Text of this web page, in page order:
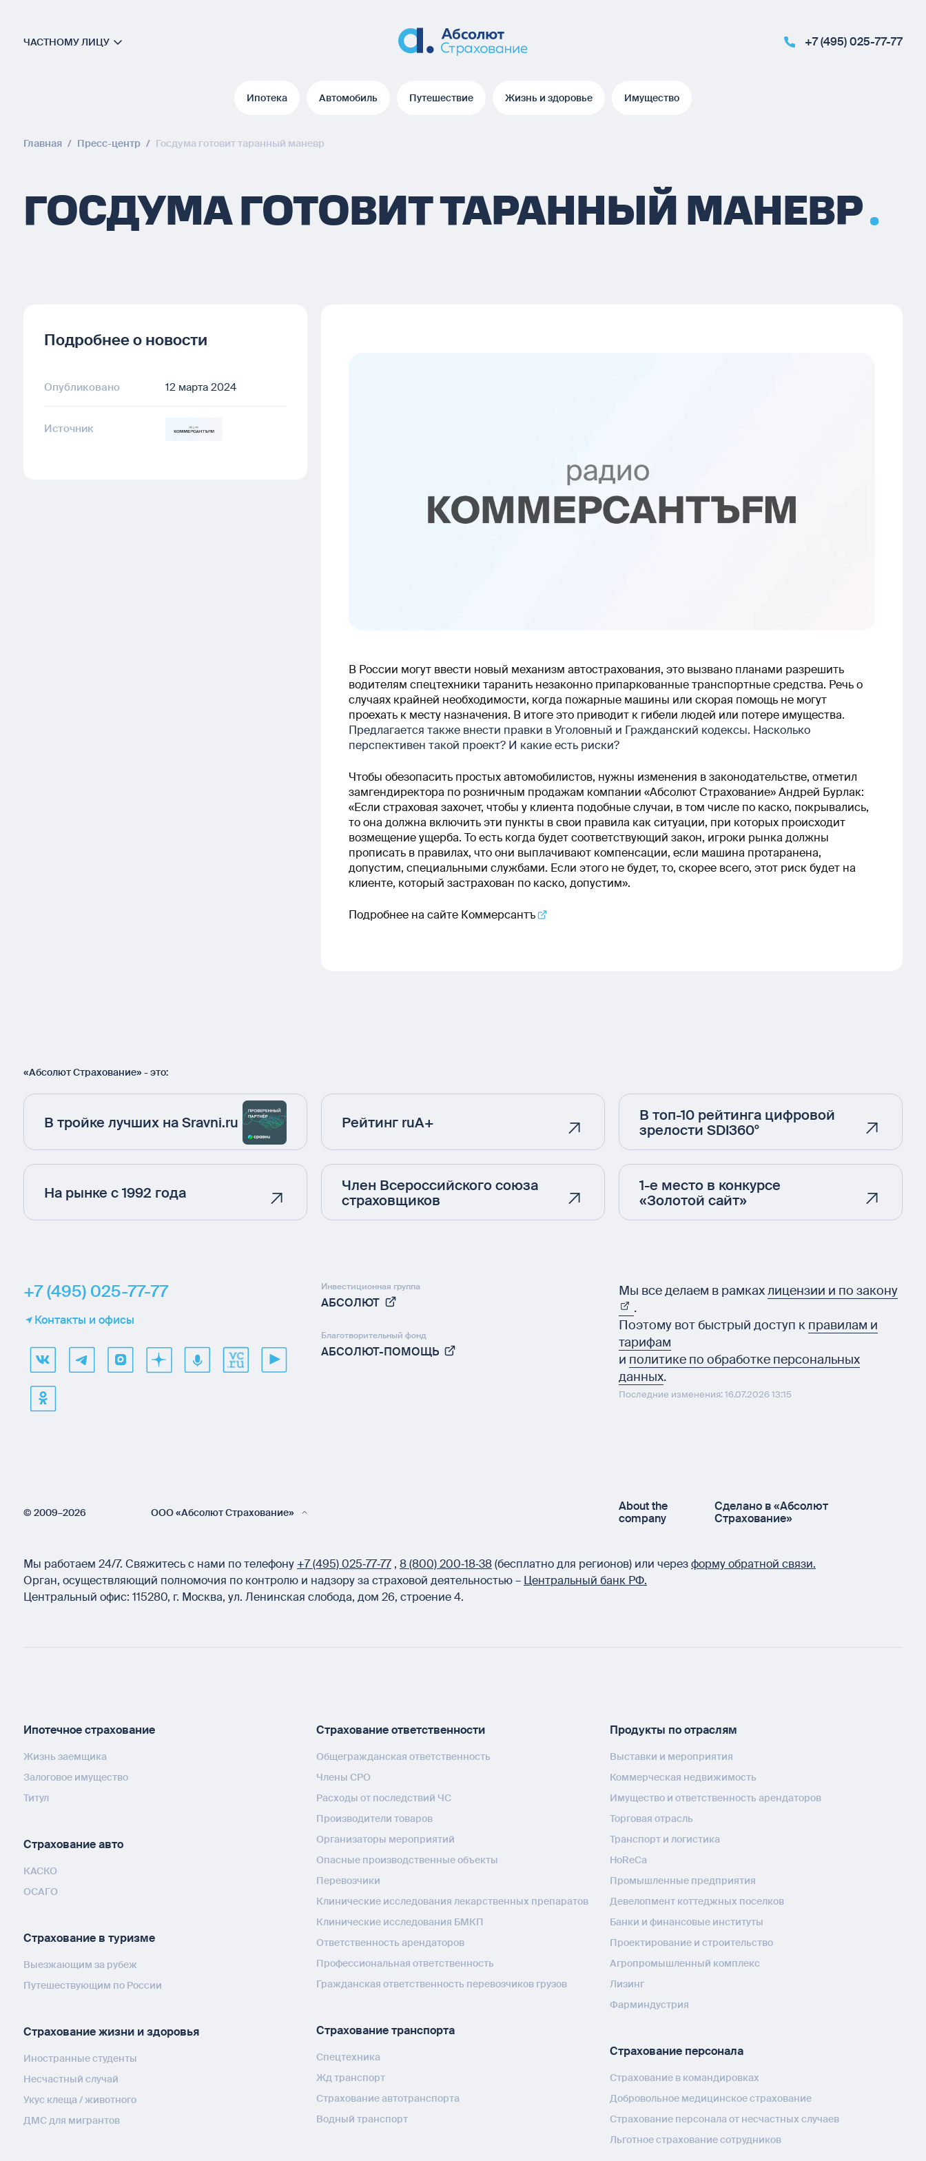
ЧАСТНОМУ ЛИЦУ +7 (495) 025-77-77
Ипотека Автомобиль Путешествие Жизнь и здоровье Имущество
Главная / Пресс-центр / Госдума готовит таранный маневр
ГОСДУМА ГОТОВИТ ТАРАННЫЙ МАНЕВР
Подробнее о новости
Опубликовано 12 марта 2024
Источник
В России могут ввести новый механизм автострахования, это вызвано планами разрешить
водителям спецтехники таранить незаконно припаркованные транспортные средства. Речь о
случаях крайней необходимости, когда пожарные машины или скорая помощь не могут
проехать к месту назначения. В итоге это приводит к гибели людей или потере имущества.
Предлагается также внести правки в Уголовный и Гражданский кодексы. Насколько
перспективен такой проект? И какие есть риски?
Чтобы обезопасить простых автомобилистов, нужны изменения в законодательстве, отметил
замгендиректора по розничным продажам компании «Абсолют Страхование» Андрей Бурлак:
«Если страховая захочет, чтобы у клиента подобные случаи, в том числе по каско, покрывались,
то она должна включить эти пункты в свои правила как ситуации, при которых происходит
возмещение ущерба. То есть когда будет соответствующий закон, игроки рынка должны
прописать в правилах, что они выплачивают компенсации, если машина протаранена,
допустим, специальными службами. Если этого не будет, то, скорее всего, этот риск будет на
клиенте, который застрахован по каско, допустим».
Подробнее на сайте Коммерсантъ
«Абсолют Страхование» - это:
В тройке лучших на Sravni.ru
На рынке с 1992 года
Рейтинг ruA+
Член Всероссийского союза
страховщиков
В топ-10 рейтинга цифровой
зрелости SDI360°
1-е место в конкурсе
«Золотой сайт»
+7 (495) 025-77-77
Контакты и офисы
Инвестиционная группа
АБСОЛЮТ
Благотворительный фонд
АБСОЛЮТ-ПОМОЩЬ
Мы все делаем в рамкахлицензии и по закону
.
Поэтому вот быстрый доступ к правилам и
тарифам
и политике по обработке персональных
данных.
Последние изменения: 16.07.2026 13:15
© 2009–2026 ООО «Абсолют Страхование»
About the
company
Сделано в «Абсолют
Страхование»
Мы работаем 24/7. Свяжитесь с нами по телефону +7 (495) 025‑77‑77 , 8 (800) 200‑18‑38(бесплатно для регионов) или черезформу обратной связи.
Орган, осуществляющий полномочия по контролю и надзору за страховой деятельностью – Центральный банк РФ.
Центральный офис: 115280, г. Москва, ул. Ленинская слобода, дом 26, строение 4.
Ипотечное страхование
Жизнь заемщика
Залоговое имущество
Титул
Страхование авто
КАСКО
ОСАГО
Страхование в туризме
Выезжающим за рубеж
Путешествующим по России
Страхование жизни и здоровья
Иностранные студенты
Несчастный случай
Укус клеща / животного
ДМС для мигрантов
Страхование ответственности
Общегражданская ответственность
Члены СРО
Расходы от последствий ЧС
Производители товаров
Организаторы мероприятий
Опасные производственные объекты
Перевозчики
Клинические исследования лекарственных препаратов
Клинические исследования БМКП
Ответственность арендаторов
Профессиональная ответственность
Гражданская ответственность перевозчиков грузов
Страхование транспорта
Спецтехника
Жд транспорт
Страхование автотранспорта
Водный транспорт
Продукты по отраслям
Выставки и мероприятия
Коммерческая недвижимость
Имущество и ответственность арендаторов
Торговая отрасль
Транспорт и логистика
HoReCa
Промышленные предприятия
Девелопмент коттеджных поселков
Банки и финансовые институты
Проектирование и строительство
Агропромышленный комплекс
Лизинг
Фарминдустрия
Страхование персонала
Страхование в командировках
Добровольное медицинское страхование
Страхование персонала от несчастных случаев
Льготное страхование сотрудников